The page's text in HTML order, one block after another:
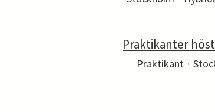
Praktikanter
Praktikant ·